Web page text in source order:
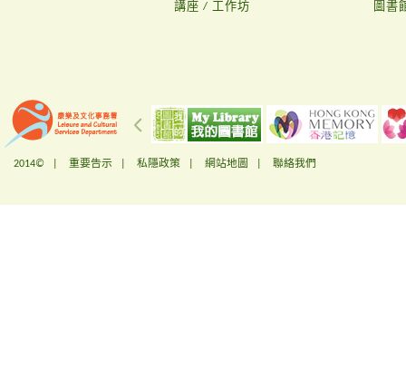
講座 / 工作坊
圖書
2014© | 重要告示 私隱政策 網站地圖 聯絡我們